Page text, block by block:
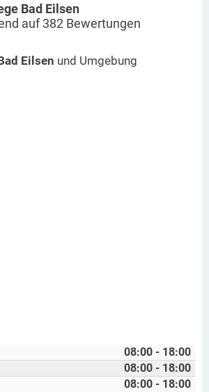
Bad Eilsen
auf382 Bewertungen
Eilsen und Umgebung
08:00 - 18:00
08:00 - 18:00
08:00 - 18:00